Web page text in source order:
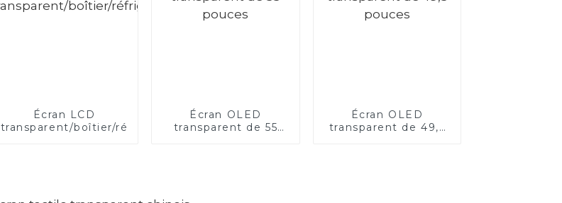
Écran LCD
transparent/boîtier/réfrigérateur
Écran OLED
transparent de 55
Écran OLED
transparent de 49,5